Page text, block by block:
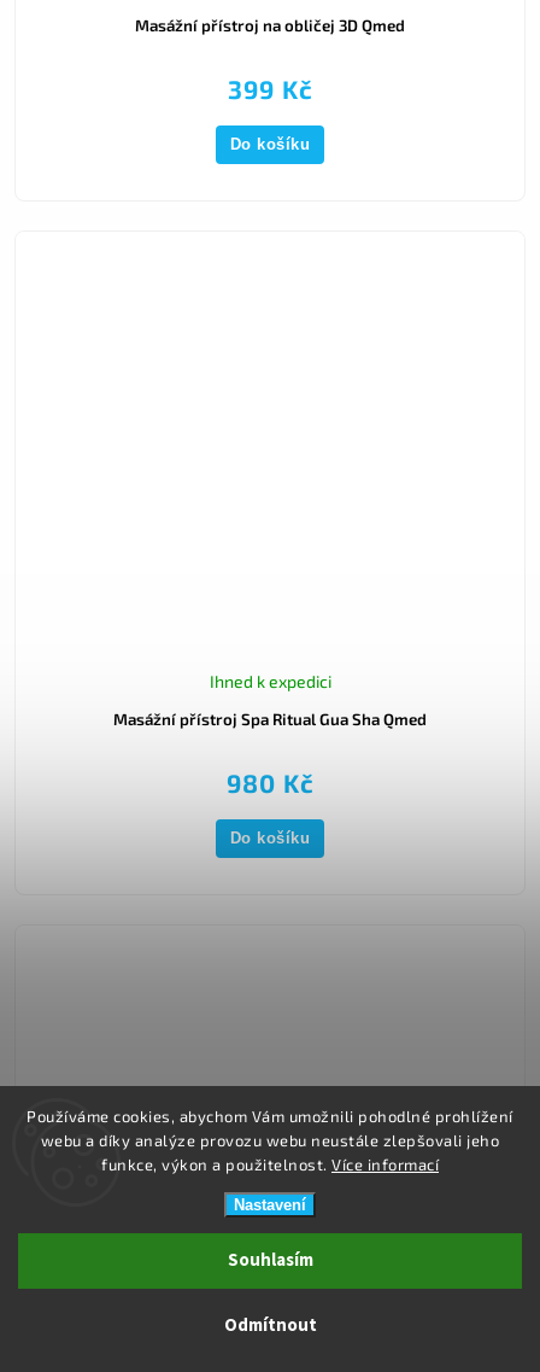
Používáme cookies, abychom Vám umožnili pohodlné prohlížení
webu a díky analýze provozu webu neustále zlepšovali jeho
funkce, výkon a použitelnost. Více informací
Nastavení
Odmítnout
Souhlasím
Masážní přístroj na obličej 3D Qmed
399 Kč
Do košíku
Masážní přístroj Spa Ritual Gua Sha Qmed
Ihned k expedici
980 Kč
Do košíku